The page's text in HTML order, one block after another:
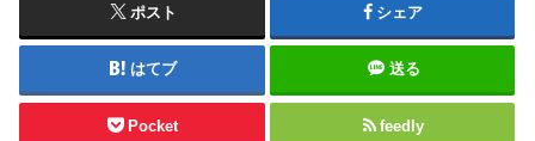
ポスト シェア
はてブ 送る
Pocket feedly